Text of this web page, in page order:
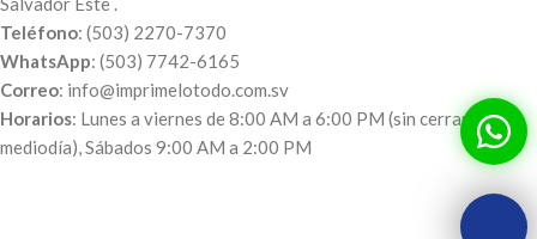
Teléfono: (503) 2270-7370
WhatsApp: (503) 7742-6165
Correo: info@imprimelotodo.com.sv
Horarios: Lunes a viernes de 8:00 AM a 6:00 PM (sin cerrar al
mediodía), Sábados 9:00 AM a 2:00 PM